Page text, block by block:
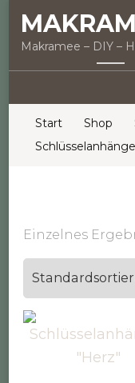
Makramee – DIY –
Start Shop
Einzelnes